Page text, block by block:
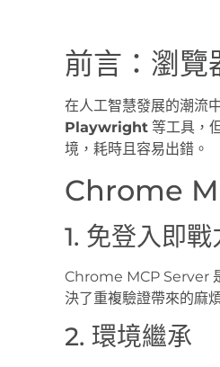
前言：瀏覽
在人工智慧發展的潮流
Playwright 等工具，
境，耗時且容易出錯。
Chrome
1. 免登入即戰
Chrome MCP Server
決了重複驗證帶來的麻
2. 環境繼承